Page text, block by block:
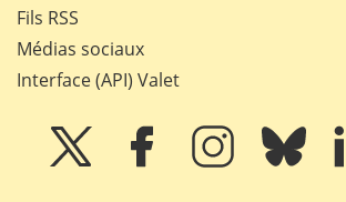
Fils RSS
Médias sociaux
Interface (API) Valet